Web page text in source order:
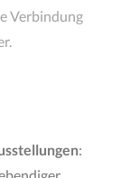
Verbindung
: